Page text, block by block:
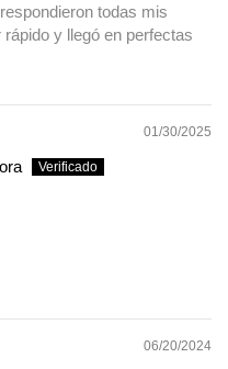
todas mis
y llegó en perfectas
01/30/2025
06/20/2024